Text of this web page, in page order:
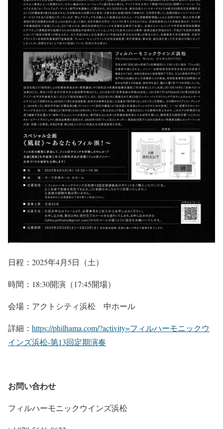
日程：2025年4月5日（土）
時間：18:30開演（17:45開場）
会場：アクトシティ浜松 中ホール
詳細： https://philhama.com/?activity=フィルハーモニックウ
インズ浜松-第13回定期演奏
お問い合わせ
フィルハーモニックウインズ浜松